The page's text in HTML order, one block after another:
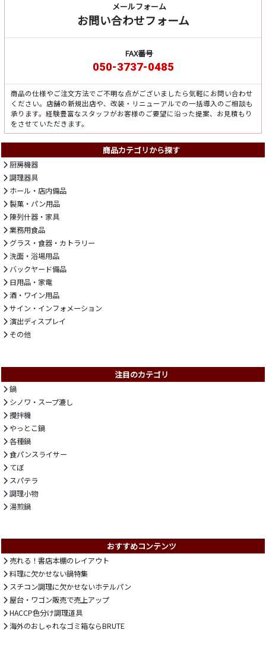
メールフォーム
お問い合わせフォーム
FAX番号
050-3737-0485
商品の仕様やご注文方法でご不明な点がございましたら気軽にお問い合わせ
ください。店舗の新規出店や、改装・リニューアルでの一括導入のご相談も
承ります。経験豊富なスタッフがお客様のご要望に沿った提案、お見積もり
をさせていただきます。
商品カテゴリから探す
厨房機器
調理器具
ホール・店内備品
製菓・パン用品
陳列什器・家具
業務用食品
グラス・食器・カトラリー
洗面・浴場用品
バックヤード備品
日用品・家電
酒・ワイン用品
サイン・インフォメーション
演出ディスプレイ
その他
注目のカテゴリ
鍋
シノワ・スープ漉し
攪拌機
やっとこ鍋
各種鍋
食パンスライサー
てぼ
スパテラ
調理小物
湯煎鍋
おすすめコンテンツ
売れる！書店本棚のレイアウト
料理に欠かせない鍋特集
スチコン調理に欠かせないホテルパン
屋台・ワゴン販売で売上アップ
HACCP色分け調理道具
海外のおしゃれなゴミ箱ならBRUTE